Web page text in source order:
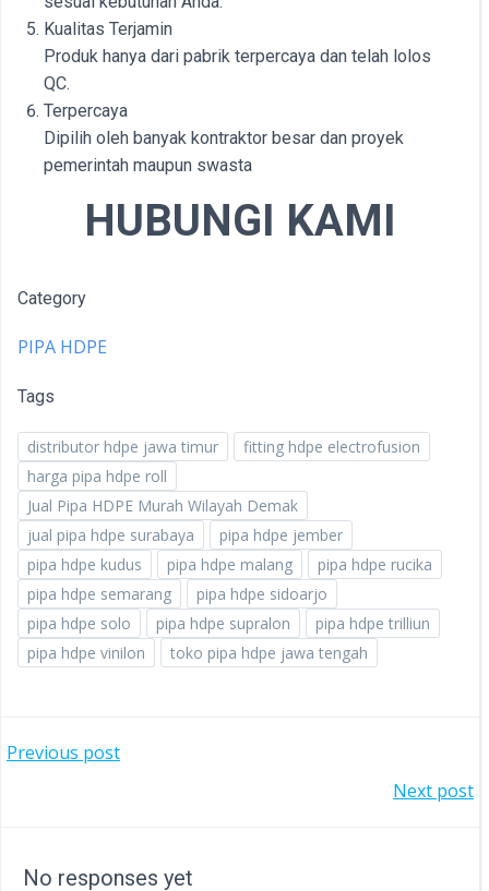
Kualitas Terjamin
Produk hanya dari pabrik terpercaya dan telah lolos
QC.
Terpercaya
Dipilih oleh banyak kontraktor besar dan proyek
pemerintah maupun swasta
HUBUNGI KAMI
Category
PIPA HDPE
Tags
distributor hdpe jawa timur
fitting hdpe electrofusion
harga pipa hdpe roll
Jual Pipa HDPE Murah Wilayah Demak
jual pipa hdpe surabaya
pipa hdpe jember
pipa hdpe kudus
pipa hdpe malang
pipa hdpe rucika
pipa hdpe semarang
pipa hdpe sidoarjo
pipa hdpe solo
pipa hdpe supralon
pipa hdpe trilliun
pipa hdpe vinilon
toko pipa hdpe jawa tengah
POST
Previous post
Next post
No responses yet